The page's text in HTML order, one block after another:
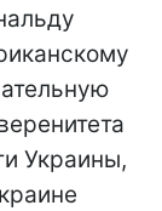
Украины,